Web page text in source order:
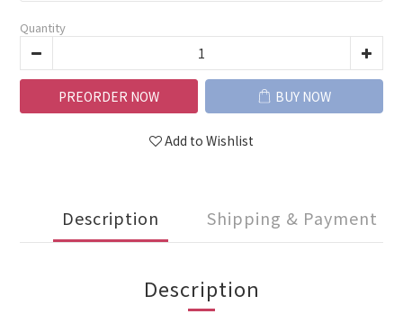
Quantity
PREORDER NOW BUY NOW
Add to Wishlist
Description Shipping & Payment
Description